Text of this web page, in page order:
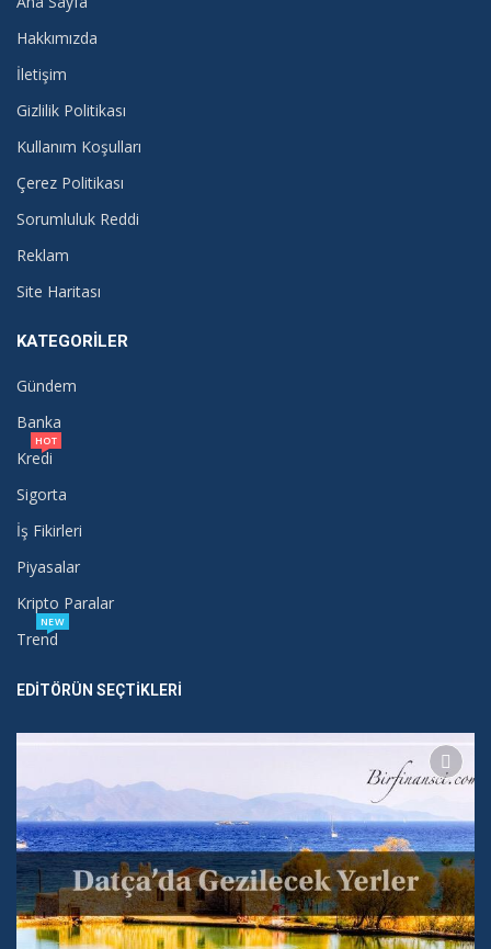
Hakkımızda
İletişim
Gizlilik Politikası
Kullanım Koşulları
Çerez Politikası
Sorumluluk Reddi
Reklam
Site Haritası
KATEGORILER
Gündem
Banka
Kredi
HOT
Sigorta
İş Fikirleri
Piyasalar
Kripto Paralar
Trend
NEW
EDITÖRÜN SEÇTIKLERI